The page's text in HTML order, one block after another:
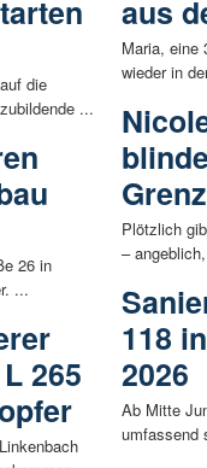
die
...
26 in
...
265
aus
Maria, eine
wieder in
Plötzlich
–
118
2026
Ab Mitte
umfassend